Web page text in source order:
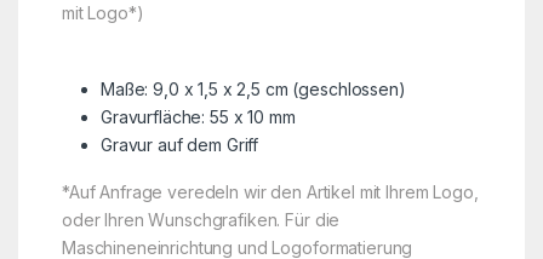
mit Logo*)
Maße: 9,0 x 1,5 x 2,5 cm (geschlossen)
Gravurfläche: 55 x 10 mm
Gravur auf dem Griff
*Auf Anfrage veredeln wir den Artikel mit Ihrem Logo,
oder Ihren Wunschgrafiken. Für die
Maschineneinrichtung und Logoformatierung